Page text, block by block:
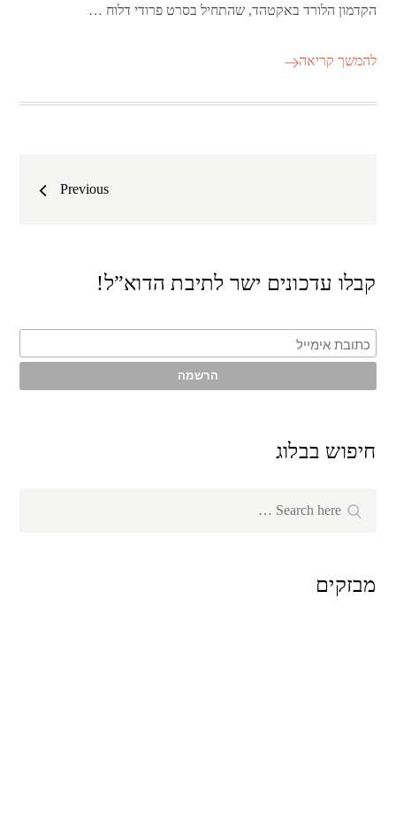
הקדמון הלורד באקטהד, שהתחיל בסרט פרודי דלוח …
להמשך קריאה
Previous
קבלו עדכונים ישר לתיבת הדוא”ל!
חיפוש בבלוג
Search
מבזקים